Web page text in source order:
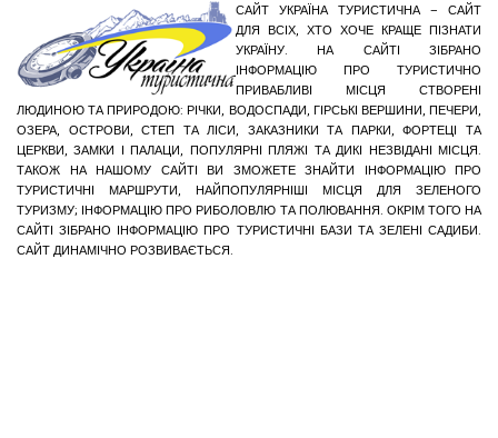
САЙТ УКРАЇНА ТУРИСТИЧНА – САЙТ
ДЛЯ ВСІХ, ХТО ХОЧЕ КРАЩЕ ПІЗНАТИ
УКРАЇНУ. НА САЙТІ ЗІБРАНО
ІНФОРМАЦІЮ ПРО ТУРИСТИЧНО
ПРИВАБЛИВІ МІСЦЯ СТВОРЕНІ
ЛЮДИНОЮ ТА ПРИРОДОЮ: РІЧКИ, ВОДОСПАДИ, ГІРСЬКІ ВЕРШИНИ, ПЕЧЕРИ,
ОЗЕРА, ОСТРОВИ, СТЕП ТА ЛІСИ, ЗАКАЗНИКИ ТА ПАРКИ, ФОРТЕЦІ ТА
ЦЕРКВИ, ЗАМКИ І ПАЛАЦИ, ПОПУЛЯРНІ ПЛЯЖІ ТА ДИКІ НЕЗВІДАНІ МІСЦЯ.
ТАКОЖ НА НАШОМУ САЙТІ ВИ ЗМОЖЕТЕ ЗНАЙТИ ІНФОРМАЦІЮ ПРО
ТУРИСТИЧНІ МАРШРУТИ, НАЙПОПУЛЯРНІШІ МІСЦЯ ДЛЯ ЗЕЛЕНОГО
ТУРИЗМУ; ІНФОРМАЦІЮ ПРО РИБОЛОВЛЮ ТА ПОЛЮВАННЯ. ОКРІМ ТОГО НА
САЙТІ ЗІБРАНО ІНФОРМАЦІЮ ПРО ТУРИСТИЧНІ БАЗИ ТА ЗЕЛЕНІ САДИБИ.
САЙТ ДИНАМІЧНО РОЗВИВАЄТЬСЯ.